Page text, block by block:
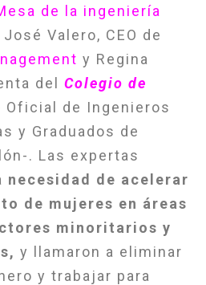
de la ingeniería
Valero, CEO de
y Regina
del Colegio de
Oficial de Ingenieros
y Graduados de
. Las expertas
necesidad de acelerar
de mujeres en áreas
minoritarios y
y llamaron a eliminar
y trabajar para